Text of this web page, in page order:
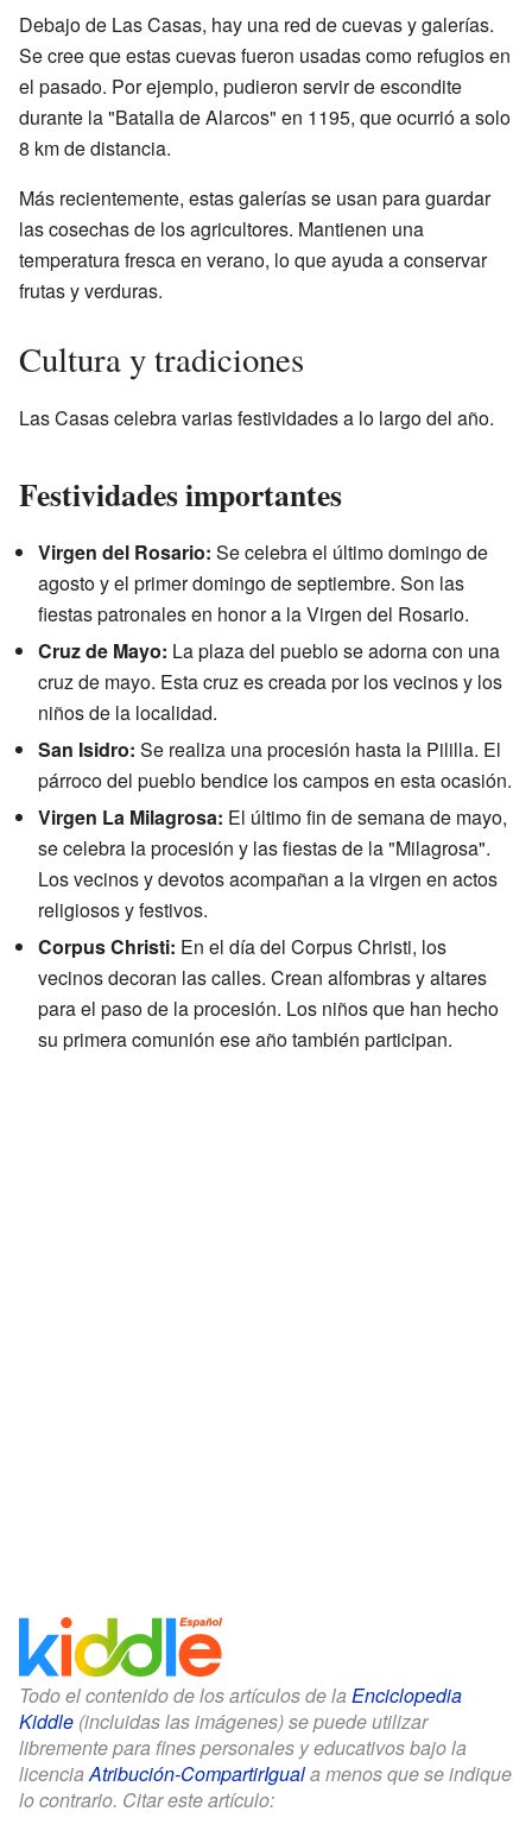
Debajo de Las Casas, hay una red de cuevas y galerías.
Se cree que estas cuevas fueron usadas como refugios en
el pasado. Por ejemplo, pudieron servir de escondite
durante la "Batalla de Alarcos" en 1195, que ocurrió a solo
8 km de distancia.
Más recientemente, estas galerías se usan para guardar
las cosechas de los agricultores. Mantienen una
temperatura fresca en verano, lo que ayuda a conservar
frutas y verduras.
Cultura y tradiciones
Las Casas celebra varias festividades a lo largo del año.
Festividades importantes
Virgen del Rosario: Se celebra el último domingo de
agosto y el primer domingo de septiembre. Son las
fiestas patronales en honor a la Virgen del Rosario.
Cruz de Mayo: La plaza del pueblo se adorna con una
cruz de mayo. Esta cruz es creada por los vecinos y los
niños de la localidad.
San Isidro: Se realiza una procesión hasta la Pililla. El
párroco del pueblo bendice los campos en esta ocasión.
Virgen La Milagrosa: El último fin de semana de mayo,
se celebra la procesión y las fiestas de la "Milagrosa".
Los vecinos y devotos acompañan a la virgen en actos
religiosos y festivos.
Corpus Christi: En el día del Corpus Christi, los
vecinos decoran las calles. Crean alfombras y altares
para el paso de la procesión. Los niños que han hecho
su primera comunión ese año también participan.
Todo el contenido de los artículos de la Enciclopedia
Kiddle (incluidas las imágenes) se puede utilizar
libremente para fines personales y educativos bajo la
licenciaAtribución-CompartirIguala menos que se indique
lo contrario. Citar este artículo: